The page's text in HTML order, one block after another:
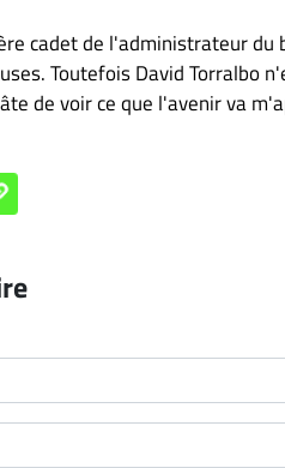
cadet de l'administrateur du
Toutefois David Torralbo
de voir ce que l'avenir va